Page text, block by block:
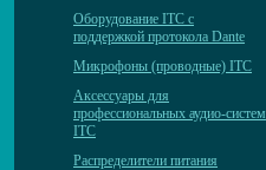
Оборудование ITC с
поддержкой протокола Dante
Микрофоны (проводные) ITC
Аксессуары для
профессиональных аудио-систем
ITC
Распределители питания